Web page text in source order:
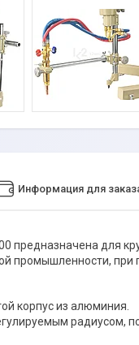
Информация для
предназначена для
промышленности, при
корпус из алюминия.
радиусом,